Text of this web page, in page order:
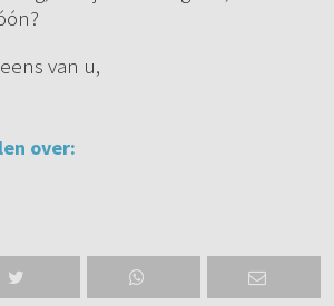
van u,
over: